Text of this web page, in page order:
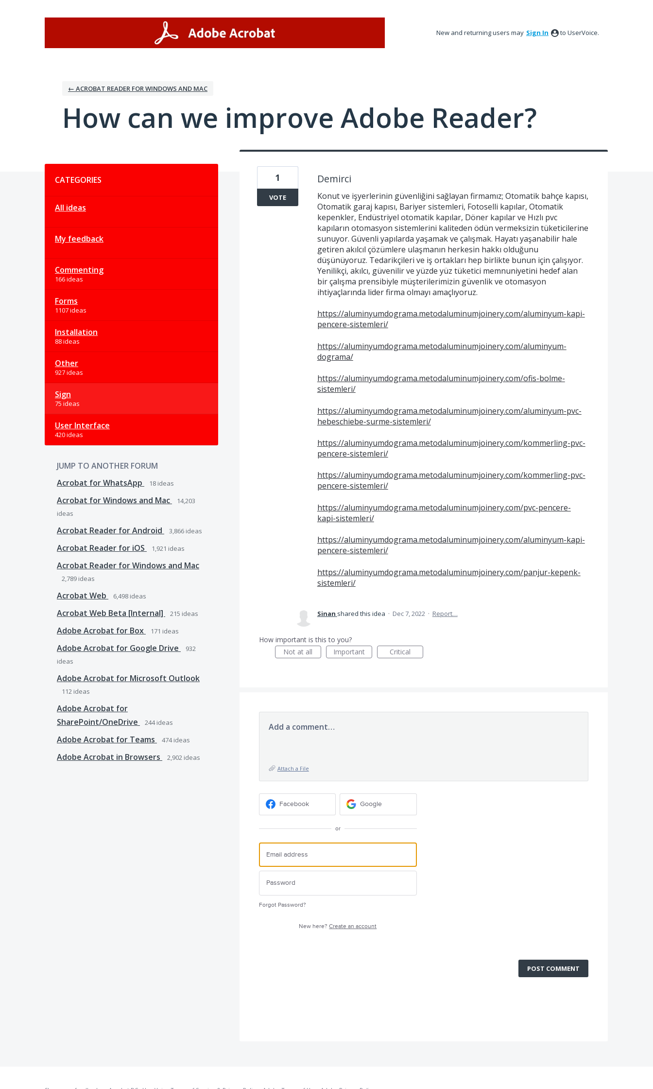
New and returning users may Sign In to UserVoice.
← ACROBAT READER FOR WINDOWS AND MAC
How can we improve Adobe Reader?
CATEGORIES
All ideas
My feedback
Commenting
166 ideas
Forms
1107 ideas
Installation
88 ideas
Other
927 ideas
Sign
75 ideas
User Interface
420 ideas
JUMP TO ANOTHER FORUM
Acrobat for WhatsApp
18 ideas
Acrobat for Windows and Mac
14,203
ideas
Acrobat Reader for Android 3,866 ideas
Acrobat Reader for iOS 1,921 ideas
Acrobat Reader for Windows and Mac
2,789 ideas
Acrobat Web 6,498 ideas
Acrobat Web Beta [Internal] 215 ideas
Adobe Acrobat for Box 171 ideas
Adobe Acrobat for Google Drive
932
ideas
Adobe Acrobat for Microsoft Outlook
112 ideas
Adobe Acrobat for
SharePoint/OneDrive
244ideas
Adobe Acrobat for Teams 474ideas
Adobe Acrobat in Browsers 2,902 ideas
Demirci
Konut ve işyerlerinin güvenliğini sağlayan firmamız; Otomatik bahçe kapısı,
Otomatik garaj kapısı, Bariyer sistemleri, Fotoselli kapılar, Otomatik
kepenkler, Endüstriyel otomatik kapılar, Döner kapılar ve Hızlı pvc
kapıların otomasyon sistemlerini kaliteden ödün vermeksizin tüketicilerine
sunuyor. Güvenli yapılarda yaşamak ve çalışmak. Hayatı yaşanabilir hale
getiren akılcıl çözümlere ulaşmanın herkesin hakkı olduğunu
düşünüyoruz. Tedarikçileri ve iş ortakları hep birlikte bunun için çalışıyor.
Yenilikçi, akılcı, güvenilir ve yüzde yüz tüketici memnuniyetini hedef alan
bir çalışma prensibiyle müşterilerimizin güvenlik ve otomasyon
ihtiyaçlarında lider firma olmayı amaçlıyoruz.
https://aluminyumdograma.metodaluminumjoinery.com/aluminyum-kapi-
pencere-sistemleri/
https://aluminyumdograma.metodaluminumjoinery.com/aluminyum-
dograma/
https://aluminyumdograma.metodaluminumjoinery.com/ofis-bolme-
sistemleri/
https://aluminyumdograma.metodaluminumjoinery.com/aluminyum-pvc-
hebeschiebe-surme-sistemleri/
https://aluminyumdograma.metodaluminumjoinery.com/kommerling-pvc-
pencere-sistemleri/
https://aluminyumdograma.metodaluminumjoinery.com/kommerling-pvc-
pencere-sistemleri/
https://aluminyumdograma.metodaluminumjoinery.com/pvc-pencere-
kapi-sistemleri/
https://aluminyumdograma.metodaluminumjoinery.com/aluminyum-kapi-
pencere-sistemleri/
https://aluminyumdograma.metodaluminumjoinery.com/panjur-kepenk-
sistemleri/
1
VOTE
Sinan shared this idea · Dec 7, 2022 · Report…
How important is this to you?
Not at all
Important Critical
Add a comment…
Attach a File
Facebook Google
or
Forgot Password?
New here?Create an account
POST COMMENT